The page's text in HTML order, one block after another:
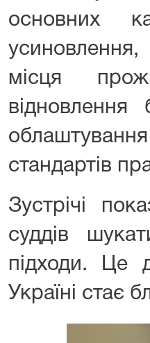
основних
місця
відновлення
стандартів
Зустрічі
суддів
підходи. Це
Україні стає